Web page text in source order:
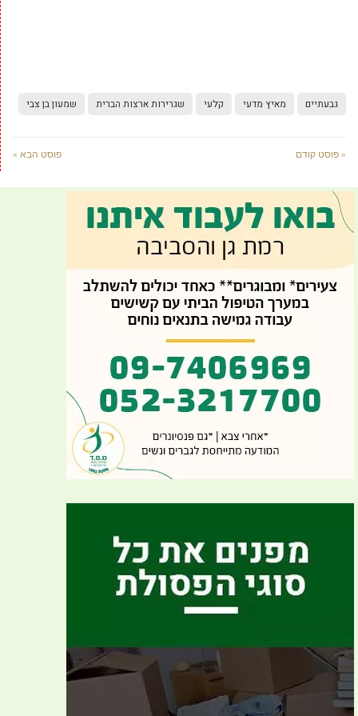
גבעתיים מאיץ מדעי קלעי שגרירות ארצות הברית שמעון בן צבי
« פוסט קודם פוסט הבא »